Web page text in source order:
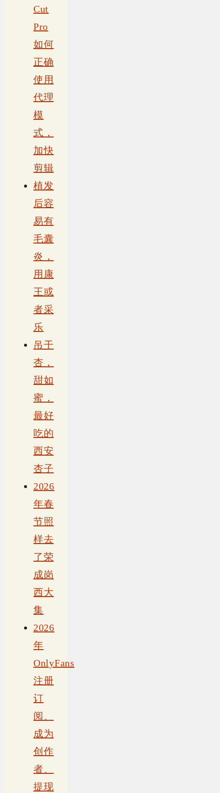
Cut
Pro
如何
正确
使用
代理
模
式，
加快
剪辑
植发
后容
易有
毛囊
炎，
用康
王或
者采
乐
吊干
杏，
甜如
蜜，
最好
吃的
西安
杏子
2026
年春
节照
样去
了荣
成岗
西大
集
2026
年
OnlyFans
注册
订
阅、
成为
创作
者、
提现